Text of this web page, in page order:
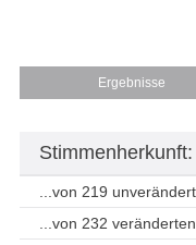
Ergebnisse
...von 219
...von 232